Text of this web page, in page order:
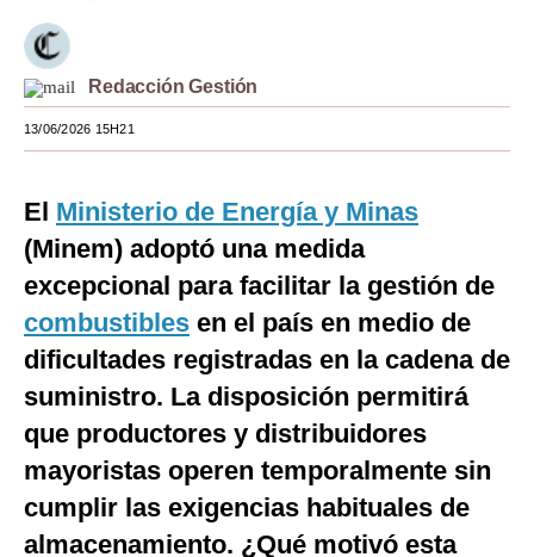
Moda
Estilos
Mundo
EEUU
México
España
Tecnología
Club del Suscriptor
G de Gestión
Redacción Gestión
13/06/2026 15H21
El Ministerio de Energía y Minas
(Minem) adoptó una medida
excepcional para facilitar la gestión de
combustibles en el país en medio de
dificultades registradas en la cadena de
suministro. La disposición permitirá
que productores y distribuidores
mayoristas operen temporalmente sin
cumplir las exigencias habituales de
almacenamiento. ¿Qué motivó esta